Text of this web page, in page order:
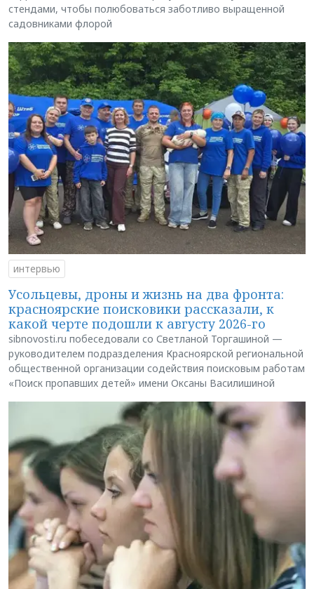
стендами, чтобы полюбоваться заботливо выращенной
садовниками флорой
интервью
Усольцевы, дроны и жизнь на два фронта:
красноярские поисковики рассказали, к
какой черте подошли к августу 2026-го
sibnovosti.ru побеседовали со Светланой Торгашиной —
руководителем подразделения Красноярской региональной
общественной организации содействия поисковым работам
«Поиск пропавших детей» имени Оксаны Василишиной